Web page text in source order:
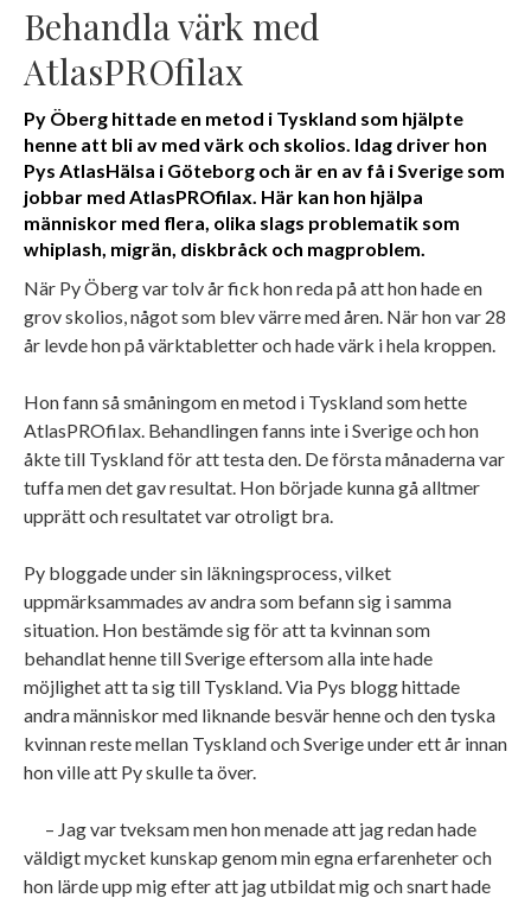
Behandla värk med
AtlasPROfilax
Py Öberg hittade en metod i Tyskland som hjälpte
henne att bli av med värk och skolios. Idag driver hon
Pys AtlasHälsa i Göteborg och är en av få i Sverige som
jobbar med AtlasPROfilax. Här kan hon hjälpa
människor med flera, olika slags problematik som
whiplash, migrän, diskbråck och magproblem.
När Py Öberg var tolv år fick hon reda på att hon hade en
grov skolios, något som blev värre med åren. När hon var 28
år levde hon på värktabletter och hade värk i hela kroppen.
Hon fann så småningom en metod i Tyskland som hette
AtlasPROfilax. Behandlingen fanns inte i Sverige och hon
åkte till Tyskland för att testa den. De första månaderna var
tuffa men det gav resultat. Hon började kunna gå alltmer
upprätt och resultatet var otroligt bra.
Py bloggade under sin läkningsprocess, vilket
uppmärksammades av andra som befann sig i samma
situation. Hon bestämde sig för att ta kvinnan som
behandlat henne till Sverige eftersom alla inte hade
möjlighet att ta sig till Tyskland. Via Pys blogg hittade
andra människor med liknande besvär henne och den tyska
kvinnan reste mellan Tyskland och Sverige under ett år innan
hon ville att Py skulle ta över.
– Jag var tveksam men hon menade att jag redan hade
väldigt mycket kunskap genom min egna erfarenheter och
hon lärde upp mig efter att jag utbildat mig och snart hade